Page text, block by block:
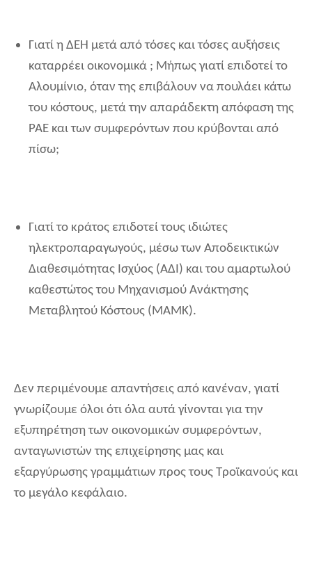
Γιατί η ΔΕΗ μετά από τόσες και τόσες αυξήσεις
καταρρέει οικονομικά ; Μήπως γιατί επιδοτεί το
Αλουμίνιο, όταν της επιβάλουν να πουλάει κάτω
του κόστους, μετά την απαράδεκτη απόφαση της
ΡΑΕ και των συμφερόντων που κρύβονται από
πίσω;
Γιατί το κράτος επιδοτεί τους ιδιώτες
ηλεκτροπαραγωγούς, μέσω των Αποδεικτικών
Διαθεσιμότητας Ισχύος (ΑΔΙ) και του αμαρτωλού
καθεστώτος του Μηχανισμού Ανάκτησης
Μεταβλητού Κόστους (ΜΑΜΚ).
Δεν περιμένουμε απαντήσεις από κανέναν, γιατί
γνωρίζουμε όλοι ότι όλα αυτά γίνονται για την
εξυπηρέτηση των οικονομικών συμφερόντων,
ανταγωνιστών της επιχείρησης μας και
εξαργύρωσης γραμμάτιων προς τους Τροϊκανούς και
το μεγάλο κεφάλαιο.